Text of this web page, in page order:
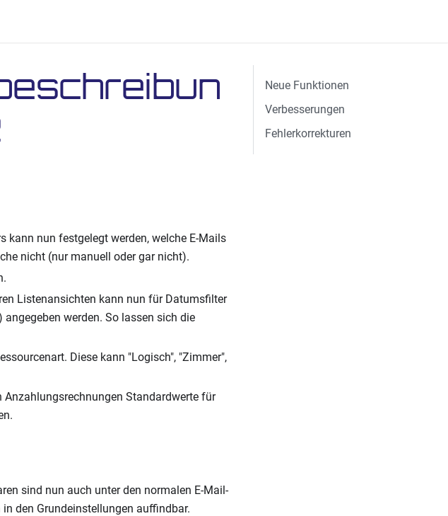
kann nun festgelegt werden, welche E-Mails
nicht (nur manuell oder gar nicht).
Listenansichten kann nun für Datumsfilter
angegeben werden. So lassen sich die
Diese kann "Logisch", "Zimmer",
Standardwerte für
sind nun auch unter den normalen E-Mail-
den Grundeinstellungen auffindbar.
Neue Funktionen
Verbesserungen
Fehlerkorrekturen